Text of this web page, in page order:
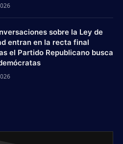
sobre la Ley de
entran en la recta final
el Partido Republicano busca